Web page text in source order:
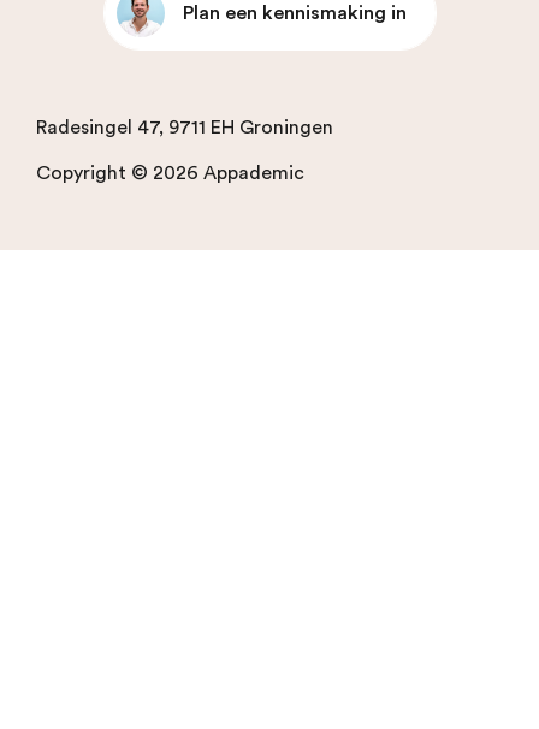
Plan een kennismaking in
Radesingel 47, 9711 EH Groningen
Copyright © 2026 Appademic